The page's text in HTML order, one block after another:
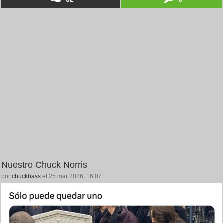
Nuestro Chuck Norris
por chuckbass el 25 mar 2026, 16:07